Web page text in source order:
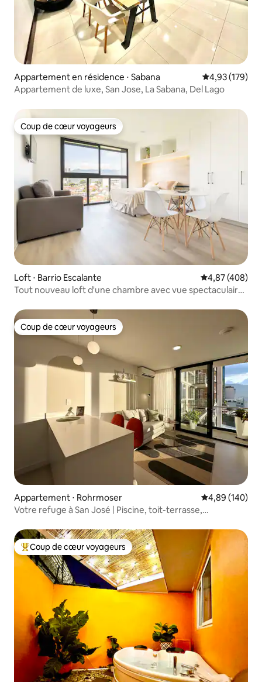
Appartement en résidence ⋅ Sabana Évaluation
4,93 (179)
Appartement de luxe, San Jose, La Sabana, Del Lago
Coup de cœur voyageurs
Coup de cœur voyageurs
Loft ⋅ Barrio Escalante Évaluation
4,87 (408)
Tout nouveau loft d'une chambre avec vue spectaculaire
Coup de cœur voyageurs
Coup de cœur voyageurs
Appartement ⋅ Rohrmoser Évaluation
4,89 (140)
Votre refuge à San José | Piscine, toit-terrasse,
Coups de cœur voyageurs les plus appréciés
Coup de cœur voyageurs